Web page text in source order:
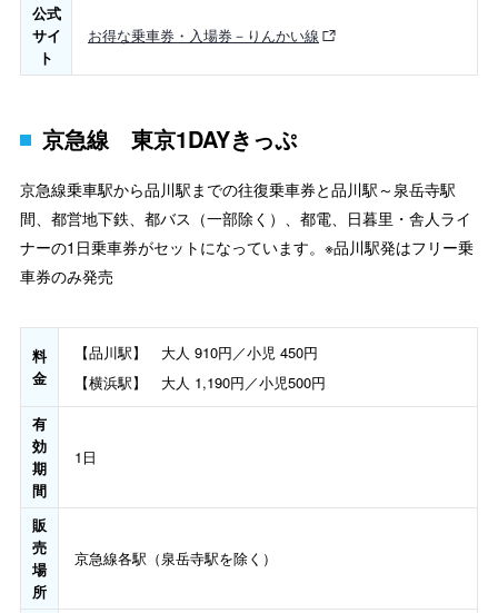
公式
サイ
ト
お得な乗車券・入場券－りんかい線
京急線 東京1DAYきっぷ
京急線乗車駅から品川駅までの往復乗車券と品川駅～泉岳寺駅
間、都営地下鉄、都バス（一部除く）、都電、日暮里・舎人ライ
ナーの1日乗車券がセットになっています。※品川駅発はフリー乗
車券のみ発売
料
金
【品川駅】 大人 910円／小児 450円
【横浜駅】 大人 1,190円／小児500円
有
効
期
間
1日
販
売
場
所
京急線各駅（泉岳寺駅を除く）